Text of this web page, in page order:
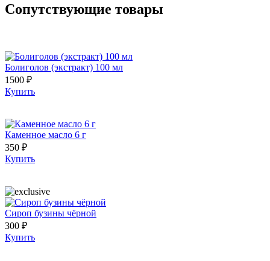
Сопутствующие товары
Болиголов (экстракт) 100 мл
1500 ₽
Купить
Каменное масло 6 г
350 ₽
Купить
Сироп бузины чёрной
300 ₽
Купить